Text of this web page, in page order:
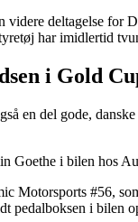
videre deltagelse for
har imidlertid
i Gold
en del gode,
Goethe i bilen hos
Motorsports #56,
pedalboksen i bilen